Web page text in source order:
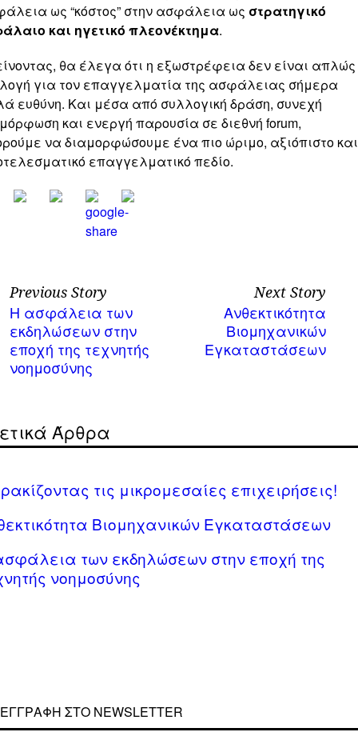
ως “κόστος” στην ασφάλεια ως στρατηγικό
και ηγετικό πλεονέκτημα.
θα έλεγα ότι η εξωστρέφεια δεν είναι απλώς
για τον επαγγελματία της ασφάλειας σήμερα
ευθύνη. Και μέσα από συλλογική δράση, συνεχή
και ενεργή παρουσία σε διεθνή forum,
να διαμορφώσουμε ένα πιο ώριμο, αξιόπιστο και
επαγγελματικό πεδίο.
Previous Story
Η ασφάλεια των
εκδηλώσεων στην
εποχή της τεχνητής
νοημοσύνης
Next Story
Ανθεκτικότητα
Βιομηχανικών
Εγκαταστάσεων
Άρθρα
τις μικρομεσαίες επιχειρήσεις!
Βιομηχανικών Εγκαταστάσεων
των εκδηλώσεων στην εποχή της
νοημοσύνης
ΕΓΓΡΑΦΗ ΣΤΟ NEWSLETTER